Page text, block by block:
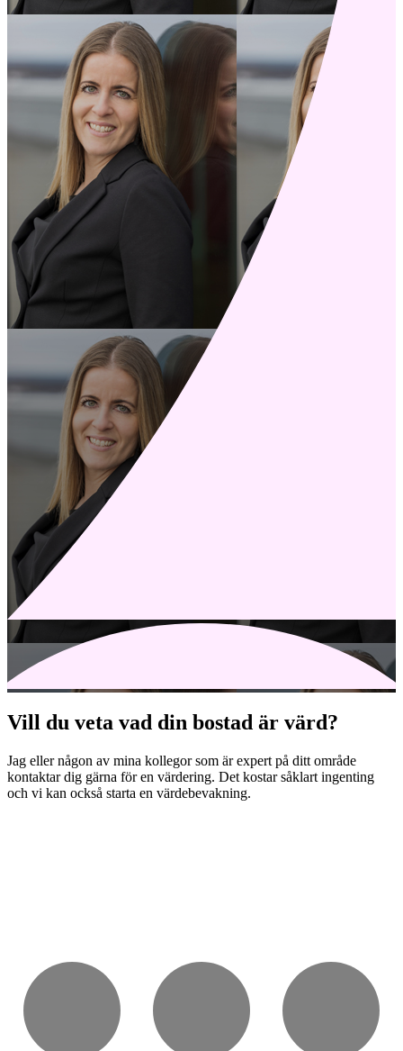
Vill du veta vad din bostad är värd?
Jag eller någon av mina kollegor som är expert på ditt område
kontaktar dig gärna för en värdering. Det kostar såklart ingenting
och vi kan också starta en värdebevakning.